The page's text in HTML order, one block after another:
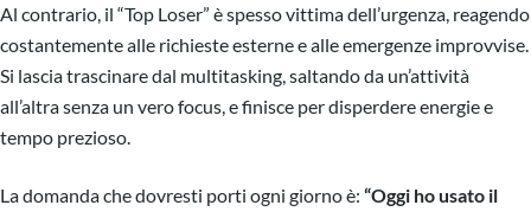
Al contrario, il “Top Loser” è spesso vittima dell’urgenza, reagendo
costantemente alle richieste esterne e alle emergenze improvvise.
Si lascia trascinare dal multitasking, saltando da un’attività
all’altra senza un vero focus, e finisce per disperdere energie e
tempo prezioso.
La domanda che dovresti porti ogni giorno è: “Oggi ho usato il